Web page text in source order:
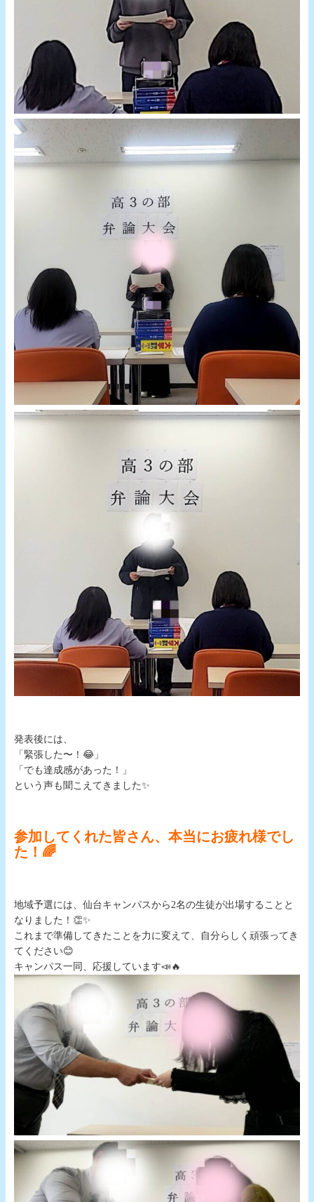
発表後には、
「緊張した〜！😂」
「でも達成感があった！」
という声も聞こえてきました✨
参加してくれた皆さん、本当にお疲れ様でし
た！🌈
地域予選には、仙台キャンパスから2名の生徒が出場することと
なりました！👏✨
これまで準備してきたことを力に変えて、自分らしく頑張ってき
てください😊
キャンパス一同、応援しています📣🔥